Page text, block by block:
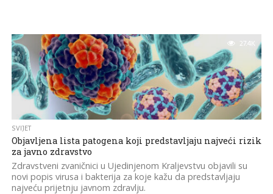
27.4K
SVIJET
Objavljena lista patogena koji predstavljaju najveći rizik
za javno zdravstvo
Zdravstveni zvaničnici u Ujedinjenom Kraljevstvu objavili su
novi popis virusa i bakterija za koje kažu da predstavljaju
najveću prijetnju javnom zdravlju.